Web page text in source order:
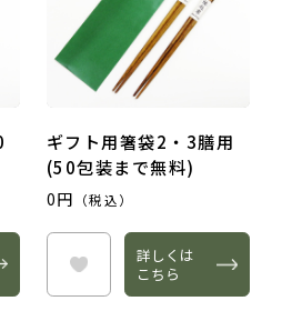
い
狭・輪島）
オリジナルデザイン箸（小ロッ
バシーポリシー
ギフト用箸袋2・3膳用
(50包装まで無料)
0円 （税込）
詳しくは
こちら